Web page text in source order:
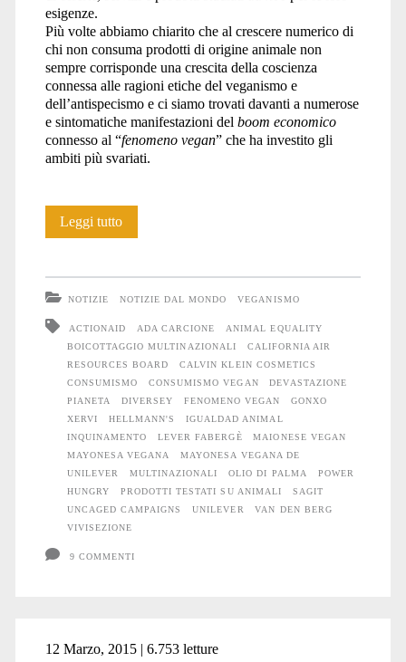
esigenze.
Più volte abbiamo chiarito che al crescere numerico di
chi non consuma prodotti di origine animale non
sempre corrisponde una crescita della coscienza
connessa alle ragioni etiche del veganismo e
dell’antispecismo e ci siamo trovati davanti a numerose
e sintomatiche manifestazioni del boom economico
connesso al “fenomeno vegan” che ha investito gli
ambiti più svariati.
Leggi tuttoIgualdad
maionese
vegana
di
Unilever
NOTIZIE NOTIZIE DAL MONDO VEGANISMO
ACTIONAID ADA CARCIONE
ANIMAL EQUALITY
BOICOTTAGGIO MULTINAZIONALI
CALIFORNIA AIR
RESOURCES BOARD
CALVIN KLEIN COSMETICS
CONSUMISMO
CONSUMISMO VEGAN
DEVASTAZIONE
PIANETA
DIVERSEY FENOMENO VEGAN
GONXO
XERVI
HELLMANN'S
IGUALDAD ANIMAL
INQUINAMENTO
LEVER FABERGÈ
MAIONESE VEGAN
MAYONESA VEGANA
MAYONESA VEGANA DE
UNILEVER
MULTINAZIONALI OLIO DI PALMA
POWER
HUNGRY
PRODOTTI TESTATI SU ANIMALI
SAGIT
UNCAGED CAMPAIGNS
UNILEVER
VAN DEN BERG
VIVISEZIONE
9 COMMENTI
12 Marzo, 2015 | 6.753 letture